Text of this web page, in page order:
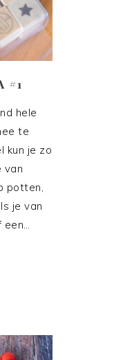
#1
hele
te
kun je zo
van
potten,
je van